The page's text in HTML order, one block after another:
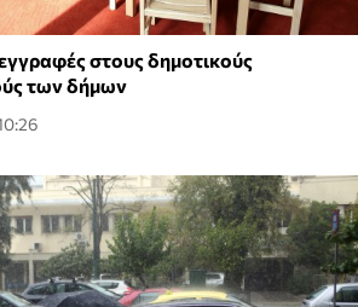
στους δημοτικούς
των δήμων